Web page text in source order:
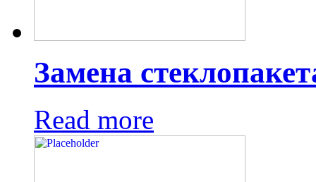
Замена
Read more